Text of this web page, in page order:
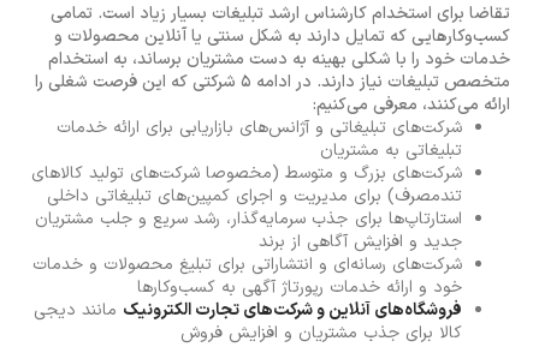
تقاضا برای استخدام کارشناس ارشد تبلیغات بسیار زیاد است. تمامی
کسب‌وکارهایی که تمایل دارند به شکل سنتی یا آنلاین محصولات و
خدمات خود را با شکلی بهینه‌ به دست مشتریان برساند، به استخدام
متخصص تبلیغات نیاز دارند. در ادامه 5 شرکتی که این فرصت شغلی را
ارائه می‌کنند، معرفی می‌کنیم:
شرکت‌های تبلیغاتی و آژانس‌های بازاریابی برای ارائه خدمات
تبلیغاتی به مشتریان
شرکت‌های بزرگ و متوسط (مخصوصا شرکت‌های تولید کالاهای
تندمصرف) برای مدیریت و اجرای کمپین‌های تبلیغاتی داخلی
استارتاپ‌ها برای جذب سرمایه‌گذار، رشد سریع و جلب مشتریان
جدید و افزایش آگاهی از برند
شرکت‌های رسانه‌ای و انتشاراتی برای تبلیغ محصولات و خدمات
خود و ارائه خدمات رپورتاژ آگهی به کسب‌وکارها
فروشگاه‌های آنلاین و شرکت‌های تجارت الکترونیک مانند دیجی
کالا برای جذب مشتریان و افزایش فروش